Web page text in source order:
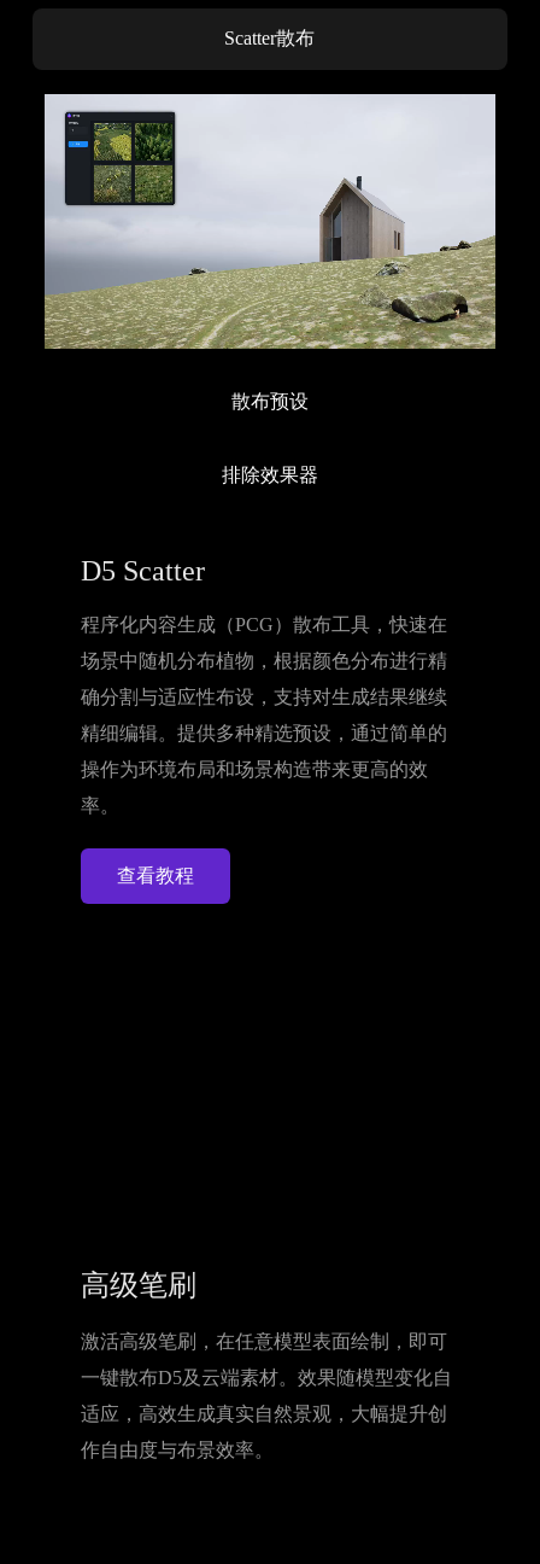
Scatter散布
散布预设
排除效果器
D5 Scatter
程序化内容生成（PCG）散布工具，快速在
场景中随机分布植物，根据颜色分布进行精
确分割与适应性布设，支持对生成结果继续
精细编辑。提供多种精选预设，通过简单的
操作为环境布局和场景构造带来更高的效
率。
查看教程
高级笔刷
激活高级笔刷，在任意模型表面绘制，即可
一键散布D5及云端素材。效果随模型变化自
适应，高效生成真实自然景观，大幅提升创
作自由度与布景效率。